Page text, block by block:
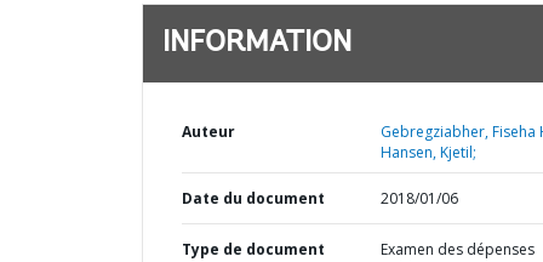
INFORMATION
Auteur
Gebregziabher, Fiseha
Hansen, Kjetil;
Date du document 2018/01/06
Type de document
Examen des dépenses